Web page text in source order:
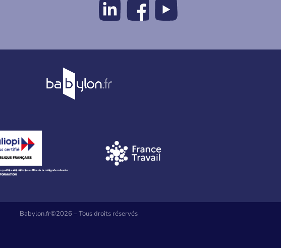
Babylon.fr©2026 – Tous droits réservés